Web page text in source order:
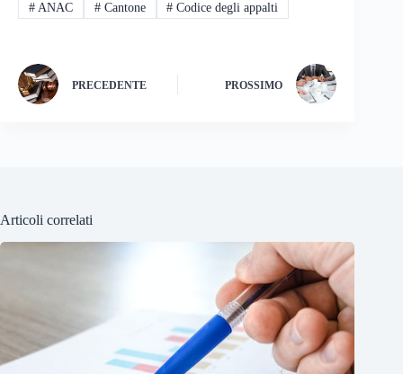
#ANAC #Cantone # Codice degli appalti
PRECEDENTE PROSSIMO
Articoli correlati